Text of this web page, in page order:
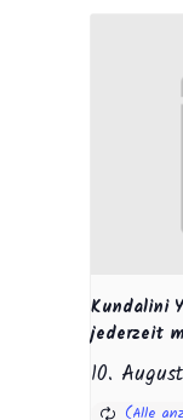
Kundalini
jederzeit
10.